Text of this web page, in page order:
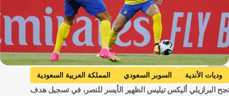
AFP
وديات الأندية السوبر السعودي
المملكة العربية السعودية
دوري روشن السعودي
النصر مارتيميو
البرتغال
نجح البرازيلي أليكس تيليس الظهير الأيسر للنصر، في تسجيل هدف